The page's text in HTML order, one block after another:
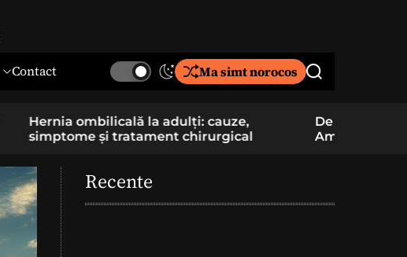
Contact
S
t
c
o
l
Ma simt norocos
S
r
c
De la pasiune la cercetare aplicată: un elev
Am School construiește și pregătește
Recente